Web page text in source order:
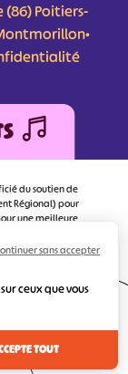
(86) Poitiers-
du soutien de
Régional) pour
une meilleure
ceux que vous
TOUT
sans accepter